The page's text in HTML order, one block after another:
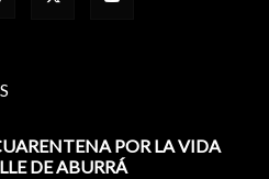
POR LA VIDA
DE ABURRÁ